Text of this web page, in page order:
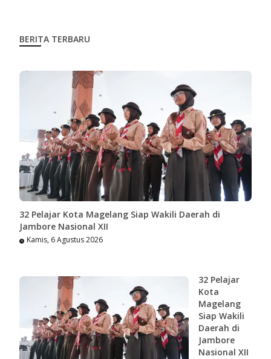
BERITA TERBARU
32 Pelajar Kota Magelang Siap Wakili Daerah di
Jambore Nasional XII
Kamis, 6 Agustus 2026
32 Pelajar
Kota
Magelang
Siap Wakili
Daerah di
Jambore
Nasional XII